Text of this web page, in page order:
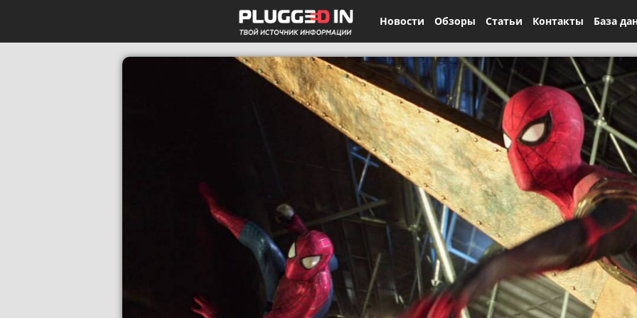
Новости Обзоры Статьи Контакты База